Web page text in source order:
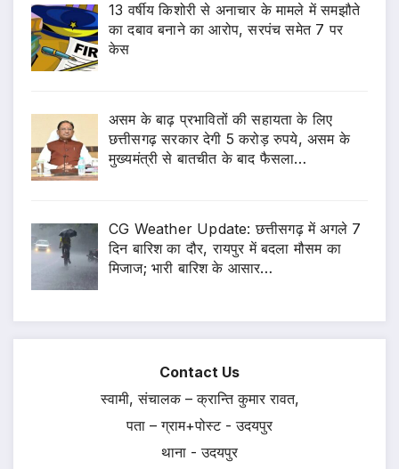
13 वर्षीय किशोरी से अनाचार के मामले में समझौते
का दबाव बनाने का आरोप, सरपंच समेत 7 पर
केस
असम के बाढ़ प्रभावितों की सहायता के लिए
छत्तीसगढ़ सरकार देगी 5 करोड़ रुपये, असम के
मुख्यमंत्री से बातचीत के बाद फैसला…
CG Weather Update: छत्तीसगढ़ में अगले 7
दिन बारिश का दौर, रायपुर में बदला मौसम का
मिजाज; भारी बारिश के आसार…
Contact Us
स्वामी, संचालक – क्रान्ति कुमार रावत,
पता – ग्राम+पोस्ट - उदयपुर
थाना - उदयपुर